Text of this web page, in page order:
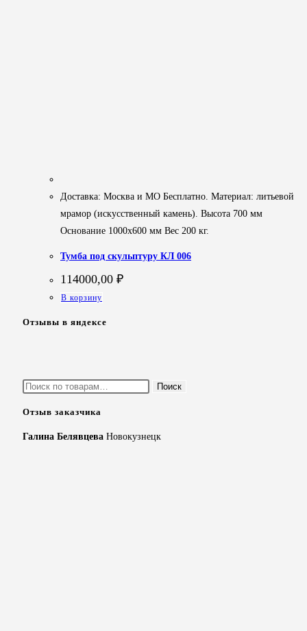
Доставка: Москва и МО Бесплатно. Материал: литьевой
мрамор (искусственный камень). Высота 700 мм
Основание 1000х600 мм Вес 200 кг.
Тумба под скульптуру КЛ 006
114000,00 ₽
В корзину
Отзывы в яндексе
Искать: Поиск
Отзыв заказчика
Галина Белявцева Новокузнецк